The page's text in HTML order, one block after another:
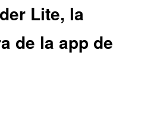
Lite, la
de la app de